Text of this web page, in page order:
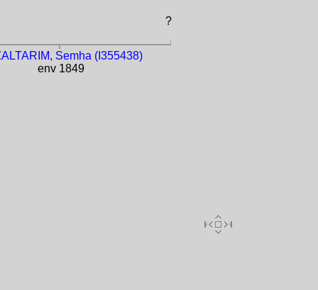
?
Semha (I355438)
env 1849